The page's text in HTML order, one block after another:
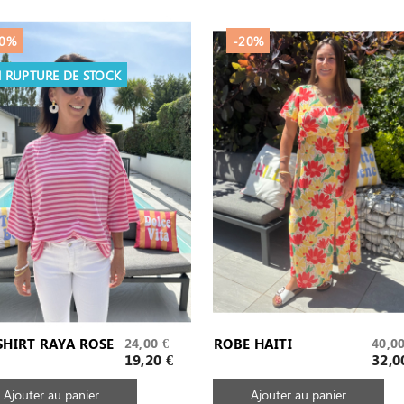
RAYA ROSE
Prix
de
base
24,00 €
Prix
19,20 €
Ajouter au panier
RUPTURE DE STOCK
ROBE HAITI
Prix
de
base
Prix
Ajouter au panier
-20%